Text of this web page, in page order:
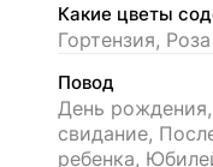
Какие цветы
Гортензия, Роза
Повод
День
свидание,
ребенка,